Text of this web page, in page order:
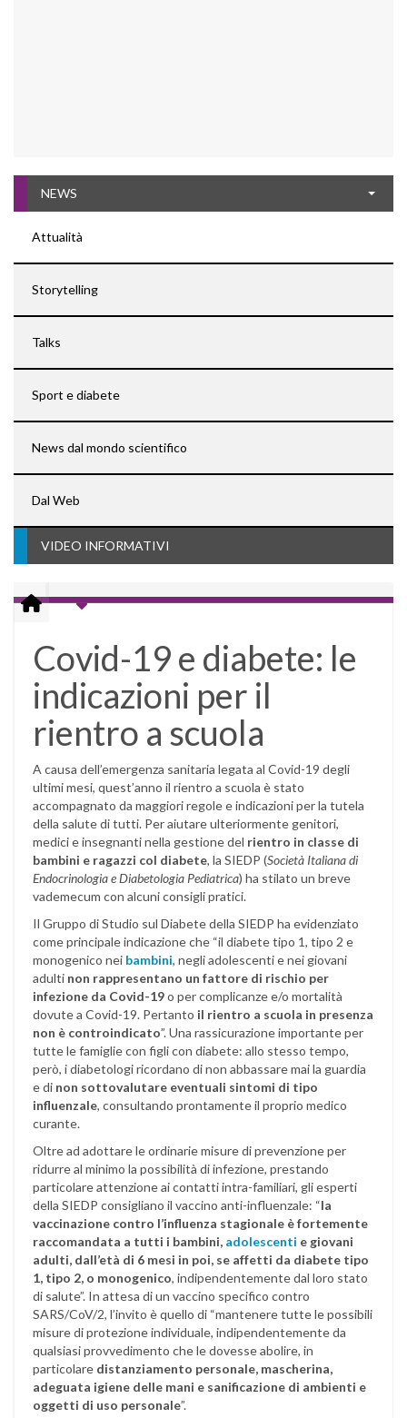
NEWS
Attualità
Storytelling
Talks
Sport e diabete
News dal mondo scientifico
Dal Web
VIDEO INFORMATIVI
Covid-19 e diabete: le
indicazioni per il
rientro a scuola
A causa dell’emergenza sanitaria legata al Covid-19 degli
ultimi mesi, quest’anno il rientro a scuola è stato
accompagnato da maggiori regole e indicazioni per la tutela
della salute di tutti. Per aiutare ulteriormente genitori,
medici e insegnanti nella gestione del rientro in classe di
bambini e ragazzi col diabete, la SIEDP (Società Italiana di
Endocrinologia e Diabetologia Pediatrica) ha stilato un breve
vademecum con alcuni consigli pratici.
Il Gruppo di Studio sul Diabete della SIEDP ha evidenziato
come principale indicazione che “il diabete tipo 1, tipo 2 e
monogenico nei bambini, negli adolescenti e nei giovani
adulti non rappresentano un fattore di rischio per
infezione da Covid-19o per complicanze e/o mortalità
dovute a Covid-19. Pertanto il rientro a scuola in presenza
non è controindicato”. Una rassicurazione importante per
tutte le famiglie con figli con diabete: allo stesso tempo,
però, i diabetologi ricordano di non abbassare mai la guardia
e di non sottovalutare eventuali sintomi di tipo
influenzale, consultando prontamente il proprio medico
curante.
Oltre ad adottare le ordinarie misure di prevenzione per
ridurre al minimo la possibilità di infezione, prestando
particolare attenzione ai contatti intra-familiari, gli esperti
della SIEDP consigliano il vaccino anti-influenzale: “la
vaccinazione contro l’influenza stagionale è fortemente
raccomandata a tutti i bambini, adolescenti e giovani
adulti, dall’età di 6 mesi in poi, se affetti da diabete tipo
1, tipo 2, o monogenico, indipendentemente dal loro stato
di salute”. In attesa di un vaccino specifico contro
SARS/CoV/2, l’invito è quello di “mantenere tutte le possibili
misure di protezione individuale, indipendentemente da
qualsiasi provvedimento che le dovesse abolire, in
particolare distanziamento personale, mascherina,
adeguata igiene delle mani e sanificazione di ambienti e
oggetti di uso personale”.